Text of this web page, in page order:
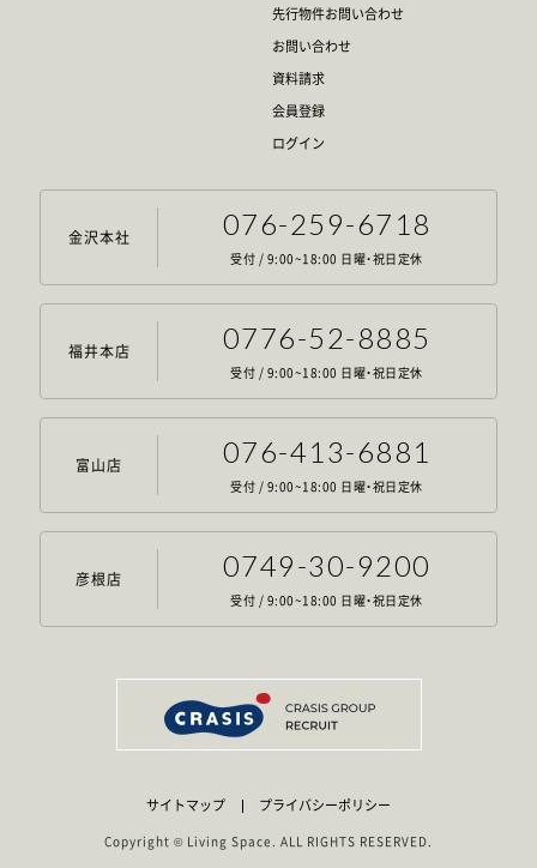
先行物件お問い合わせ
お問い合わせ
資料請求
会員登録
ログイン
金沢本社 076-259-6718
受付 / 9:00~18:00 日曜・祝日定休
福井本店 0776-52-8885
受付 / 9:00~18:00 日曜・祝日定休
富山店 076-413-6881
受付 / 9:00~18:00 日曜・祝日定休
彦根店 0749-30-9200
受付 / 9:00~18:00 日曜・祝日定休
サイトマップ プライバシーポリシー
Copyright © Living Space. ALL RIGHTS RESERVED.